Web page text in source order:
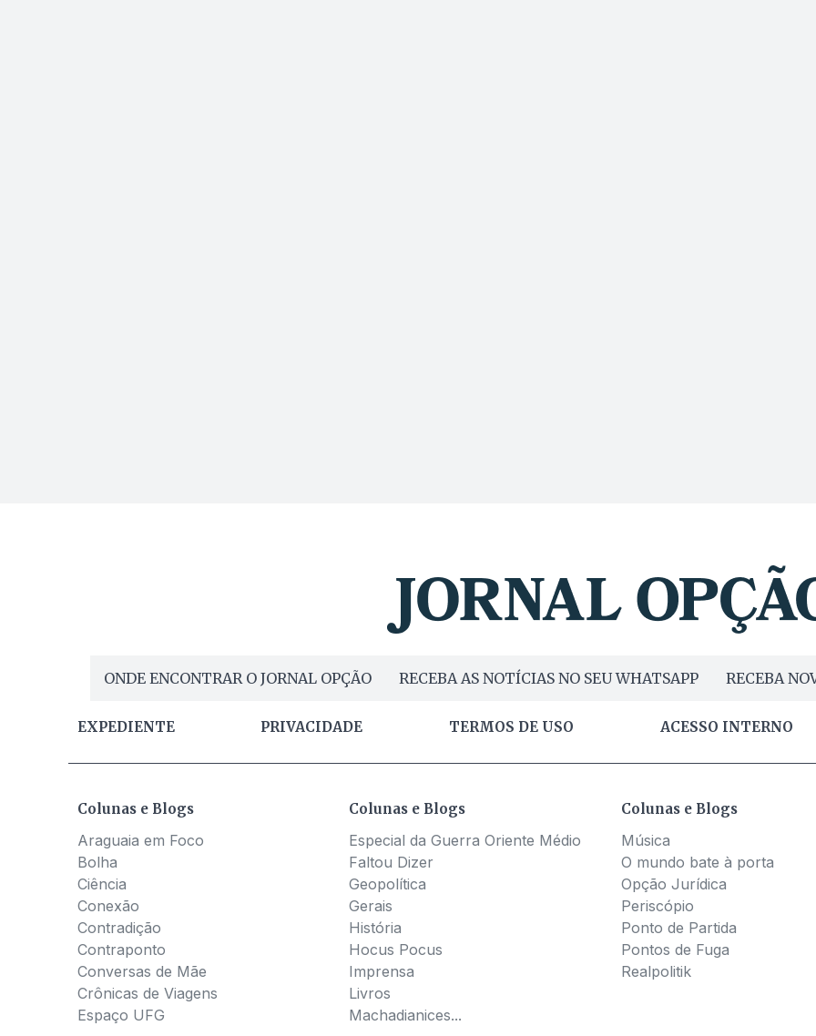
ONDE ENCONTRAR O JORNAL OPÇÃO RECEBA AS NOTÍCIAS NO SEU WHATSAPP RECEBA
EXPEDIENTE PRIVACIDADE TERMOS DE USO ACESSO INTERNO
Colunas e Blogs
Araguaia em Foco
Bolha
Ciência
Conexão
Contradição
Contraponto
Conversas de Mãe
Crônicas de Viagens
Espaço UFG
Colunas e Blogs
Especial da Guerra Oriente Médio
Faltou Dizer
Geopolítica
Gerais
História
Hocus Pocus
Imprensa
Livros
Machadianices...
Colunas e Blogs
Música
O mundo bate à porta
Opção Jurídica
Periscópio
Ponto de Partida
Pontos de Fuga
Realpolitik